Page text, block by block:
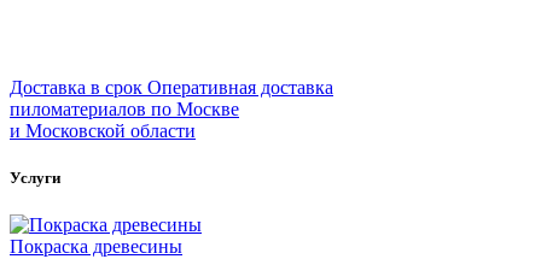
Доставка в срок Оперативная доставка
пиломатериалов по Москве
и Московской области
Услуги
Покраска древесины